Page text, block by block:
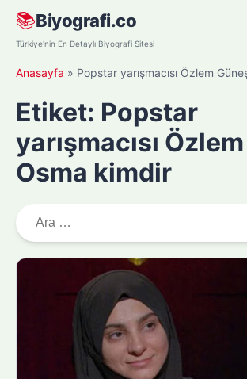
Skip
content
📚Biyografi.co
Türkiye'nin En Detaylı Biyografi Sitesi
Anasayfa » Popstar yarışmacısı Özlem
Etiket: Popstar
yarışmacısı
Osma kimdir
r